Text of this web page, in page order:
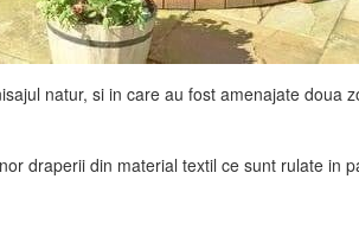
natur, si in care au fost amenajate doua
draperii din material textil ce sunt rulate in